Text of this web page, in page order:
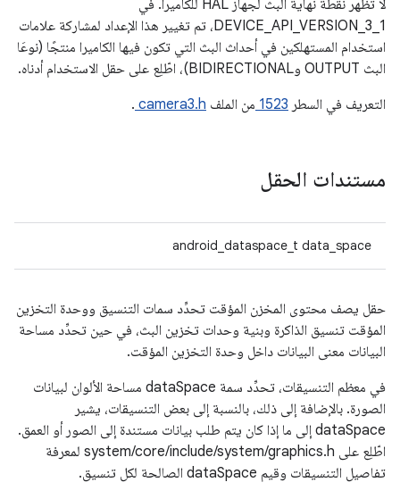
لا تظهر نقطة نهاية البث لجهاز HAL للكاميرا. في
DEVICE_API_VERSION_3_1، تم تغيير هذا الإعداد لمشاركة علامات
استخدام المستهلكين في أحداث البث التي تكون فيها الكاميرا منتجًا (نوعَا
البث OUTPUT وBIDIRECTIONAL)، اطّلِع على حقل الاستخدام أدناه.
التعريف في السطر 1523 من الملف camera3.h
.
مستندات الحقل
android_dataspace_t data_space
حقل يصف محتوى المخزن المؤقت تحدِّد سمات التنسيق ووحدة التخزين
المؤقت تنسيق الذاكرة وبنية وحدات تخزين البث، في حين تحدِّد مساحة
البيانات معنى البيانات داخل وحدة التخزين المؤقت.
في معظم التنسيقات، تحدِّد سمة dataSpace مساحة الألوان لبيانات
الصورة. بالإضافة إلى ذلك، بالنسبة إلى بعض التنسيقات، يشير
dataSpace إلى ما إذا كان يتم طلب بيانات مستندة إلى الصور أو العمق.
اطّلِع على system/core/include/system/graphics.h لمعرفة
تفاصيل التنسيقات وقيم dataSpace الصالحة لكل تنسيق.